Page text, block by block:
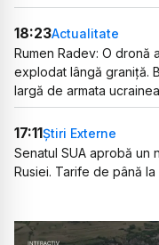
18:23Actualitate
Rumen Radev: O dronă
explodat lângă graniță.
largă de armata
17:11Știri Externe
Senatul SUA aprobă un
Rusiei. Tarife de până